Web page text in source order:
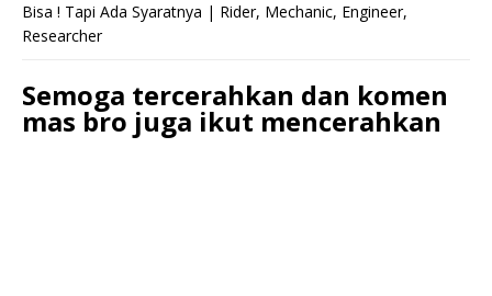
Bisa ! Tapi Ada Syaratnya | Rider, Mechanic, Engineer,
Researcher
Semoga tercerahkan dan komen
mas bro juga ikut mencerahkan